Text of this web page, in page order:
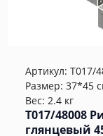
Артикул: T017/
Размер: 37*45
Вес: 2.4 кг
T017/48008
глянцевый